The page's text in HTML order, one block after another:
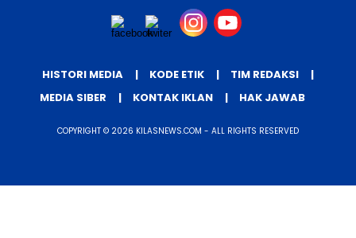
HISTORI MEDIA KODE ETIK
TIM REDAKSI
MEDIA SIBER
KONTAK IKLAN HAK JAWAB
COPYRIGHT © 2026 KILASNEWS.COM - ALL RIGHTS RESERVED